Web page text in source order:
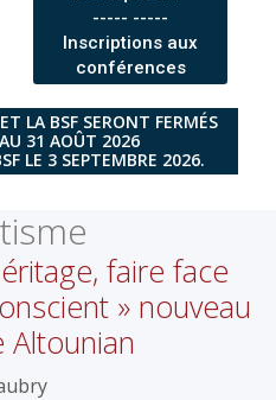
----- -----
Inscriptions aux
conférences
LA BSF SERONT FERMÉS
31 AOÛT 2026
LE 3 SEPTEMBRE 2026.
faire face
» nouveau
Altounian